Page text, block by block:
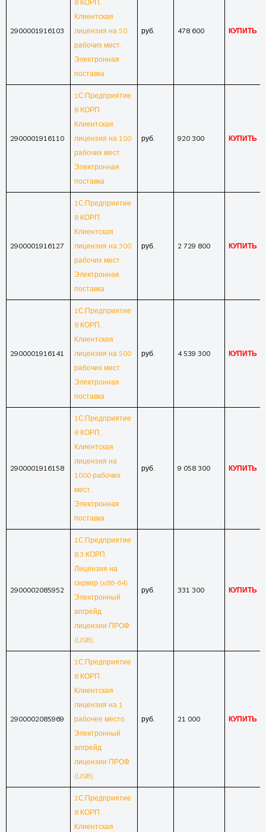
2900001916103
8 КОРП.
Клиентская
лицензия на 50
рабочих мест.
Электронная
поставка
руб. 478 600 КУПИТЬ
2900001916110
1С:Предприятие
8 КОРП.
Клиентская
лицензия на 100
рабочих мест.
Электронная
поставка
руб. 920 300 КУПИТЬ
2900001916127
1С:Предприятие
8 КОРП.
Клиентская
лицензия на 300
рабочих мест.
Электронная
поставка
руб. 2 729 800 КУПИТЬ
2900001916141
1С:Предприятие
8 КОРП.
Клиентская
лицензия на 500
рабочих мест.
Электронная
поставка
руб. 4 539 300 КУПИТЬ
2900001916158
1С:Предприятие
8 КОРП.
Клиентская
лицензия на
1000 рабочих
мест.
Электронная
поставка
руб. 9 058 300 КУПИТЬ
2900002085952
1С:Предприятие
8.3 КОРП.
Лицензия на
сервер (x86-64).
Электронный
апгрейд
лицензии ПРОФ
(USB)
руб. 331 300 КУПИТЬ
2900002085969
1С:Предприятие
8 КОРП.
Клиентская
лицензия на 1
рабочее место.
Электронный
апгрейд
лицензии ПРОФ
(USB)
руб. 21 000 КУПИТЬ
1С:Предприятие
8 КОРП.
Клиентская